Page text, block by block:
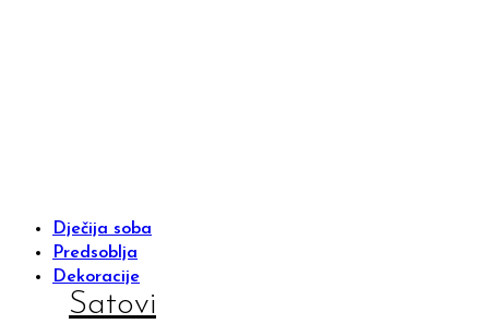
Dječija soba
Predsoblja
Dekoracije
Satovi